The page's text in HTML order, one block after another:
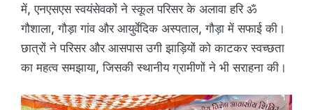
में, एनएसएस स्वयंसेवकों ने स्कूल परिसर के अलावा हरि ॐ
गौशाला, गौड़ा गांव और आयुर्वेदिक अस्पताल, गौड़ा में सफाई की।
छात्रों ने परिसर और आसपास उगी झाड़ियों को काटकर स्वच्छता
का महत्व समझाया, जिसकी स्थानीय ग्रामीणों ने भी सराहना की।